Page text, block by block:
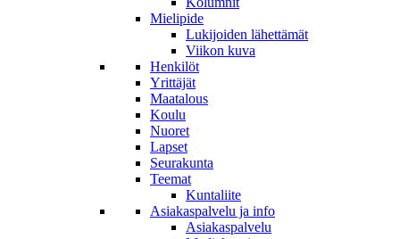
Mielipide
Lukijoiden lähettämät
Viikon kuva
Henkilöt
Yrittäjät
Maatalous
Koulu
Nuoret
Lapset
Seurakunta
Teemat
Kuntaliite
Asiakaspalvelu ja info
Asiakaspalvelu